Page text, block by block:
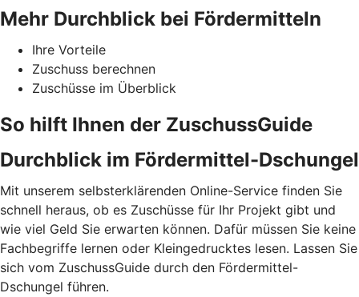
Mehr Durchblick bei Fördermitteln
Ihre Vorteile
Zuschuss berechnen
Zuschüsse im Überblick
So hilft Ihnen der ZuschussGuide
Durchblick im Fördermittel-Dschungel
Mit unserem selbsterklärenden Online-Service finden Sie
schnell heraus, ob es Zuschüsse für Ihr Projekt gibt und
wie viel Geld Sie erwarten können. Dafür müssen Sie keine
Fachbegriffe lernen oder Kleingedrucktes lesen. Lassen Sie
sich vom ZuschussGuide durch den Fördermittel-
Dschungel führen.